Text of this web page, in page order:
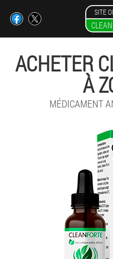
SITE
ACHETER
À
MÉDICAMENT